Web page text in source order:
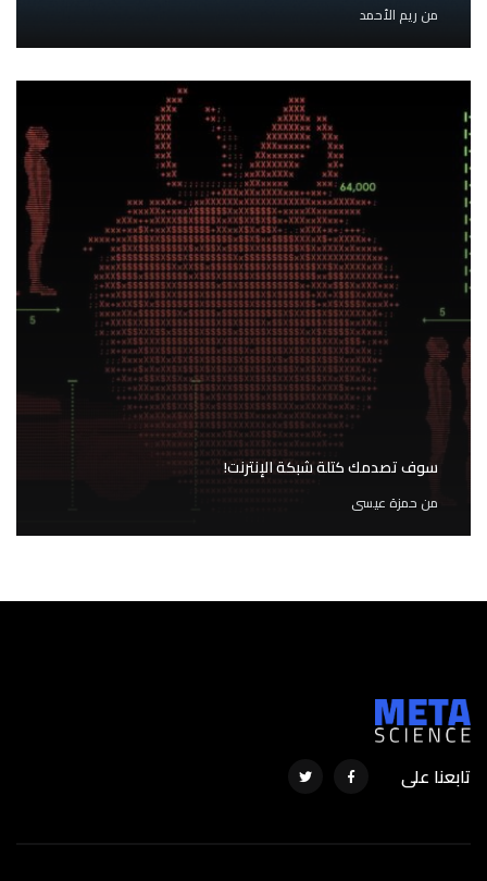
من ريم الأحمد
سوف تصدمك كتلة شبكة الإنترنت!
من حمزة عيسى
تابعنا على